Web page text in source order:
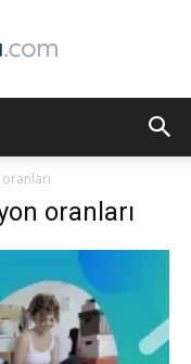
oranları